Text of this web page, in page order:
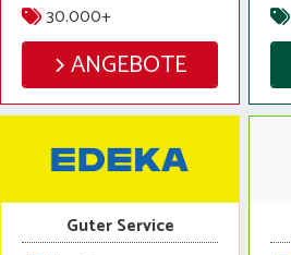
30.000+
ANGEBOTE
Guter Service